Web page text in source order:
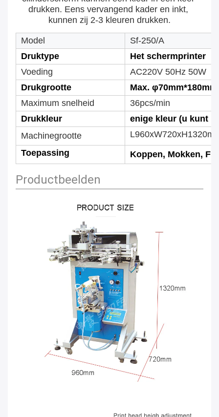
drukken. Eens vervangend kader en inkt,
kunnen zij 2-3 kleuren drukken.
Model
Sf-250/A
Druktype
Het schermprinter
Voeding
AC220V 50Hz 50W
Drukgrootte
Max. φ70mm*180mm
Maximum snelheid
36pcs/min
Drukkleur
enige kleur (u kunt
Machinegrootte
Toepassing
Koppen, Mokken,
Productbeelden